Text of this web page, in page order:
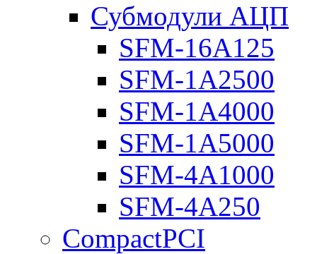
Субмодули АЦП
SFM-16A125
SFM-1A2500
SFM-1A4000
SFM-1A5000
SFM-4A1000
SFM-4A250
CompactPCI